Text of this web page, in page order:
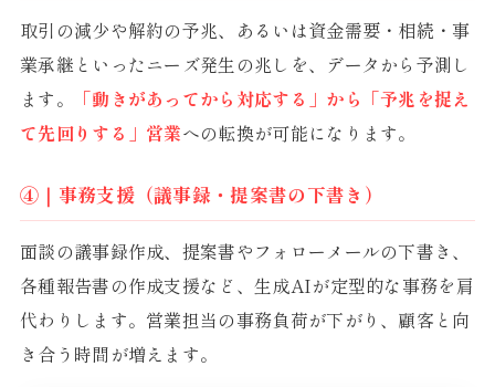
取引の減少や解約の予兆、あるいは資金需要・相続・事
業承継といったニーズ発生の兆しを、データから予測し
ます。
「動きがあってから対応する」から「予兆を捉え
て先回りする」営業への転換が可能になります。
④｜事務支援（議事録・提案書の下書き）
面談の議事録作成、提案書やフォローメールの下書き、
各種報告書の作成支援など、生成AIが定型的な事務を肩
代わりします。営業担当の事務負荷が下がり、顧客と向
き合う時間が増えます。